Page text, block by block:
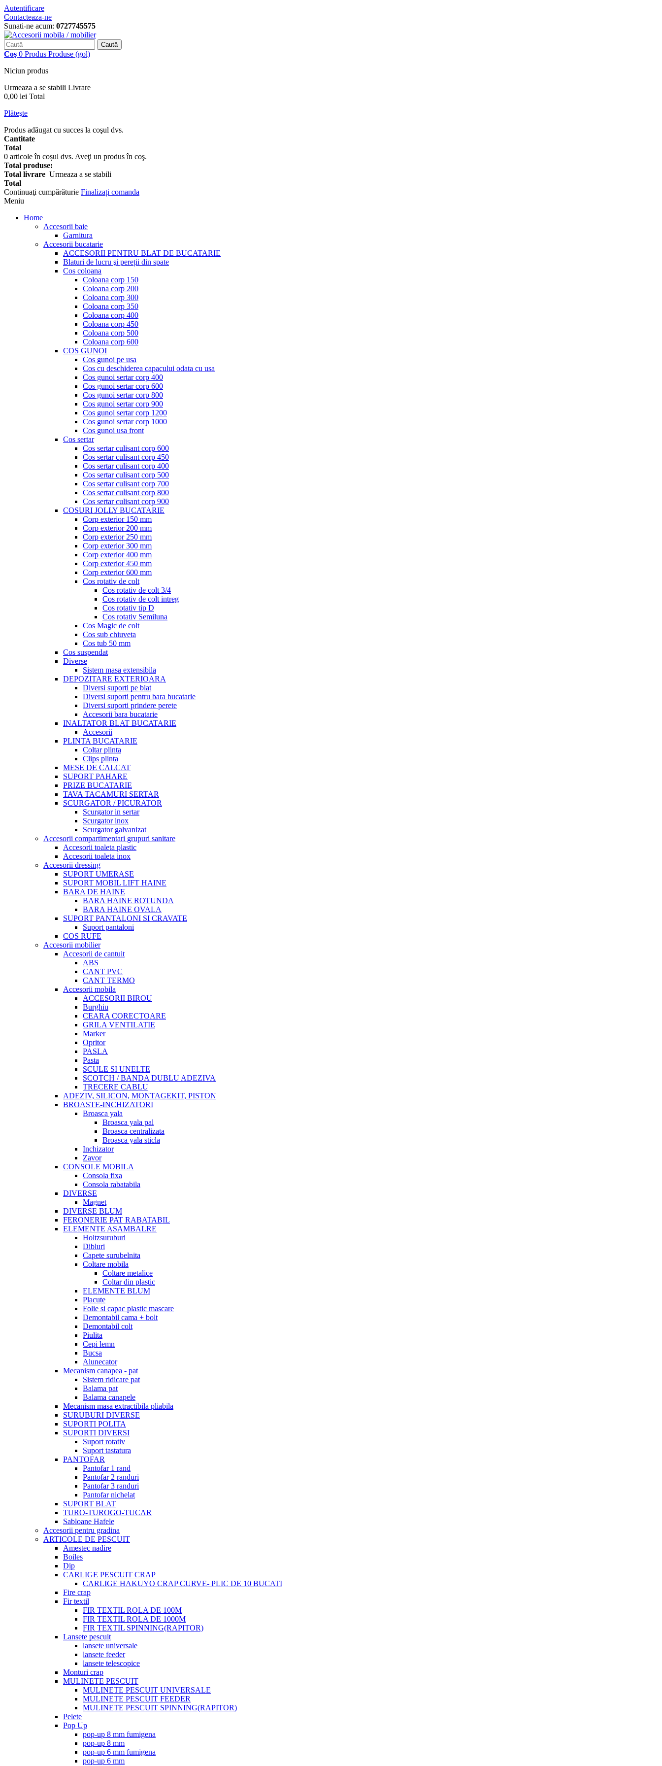
Autentificare
Contacteaza-ne
Sunati-ne acum: 0727745575
Caută
Coş 0 Produs Produse (gol)
Niciun produs
Urmeaza a se stabili Livrare
0,00 lei Total
Plăteşte
Produs adăugat cu succes la coşul dvs.
Cantitate
Total
0 articole în coșul dvs. Aveţi un produs în coş.
Total produse:
Total livrare Urmeaza a se stabili
Total
Continuaţi cumpărăturie Finalizați comanda
Meniu
Home
Accesorii baie
Garnitura
Accesorii bucatarie
ACCESORII PENTRU BLAT DE BUCATARIE
Blaturi de lucru şi pereții din spate
Cos coloana
Coloana corp 150
Coloana corp 200
Coloana corp 300
Coloana corp 350
Coloana corp 400
Coloana corp 450
Coloana corp 500
Coloana corp 600
COS GUNOI
Cos gunoi pe usa
Cos cu deschiderea capacului odata cu usa
Cos gunoi sertar corp 400
Cos gunoi sertar corp 600
Cos gunoi sertar corp 800
Cos gunoi sertar corp 900
Cos gunoi sertar corp 1200
Cos gunoi sertar corp 1000
Cos gunoi usa front
Cos sertar
Cos sertar culisant corp 600
Cos sertar culisant corp 450
Cos sertar culisant corp 400
Cos sertar culisant corp 500
Cos sertar culisant corp 700
Cos sertar culisant corp 800
Cos sertar culisant corp 900
COSURI JOLLY BUCATARIE
Corp exterior 150 mm
Corp exterior 200 mm
Corp exterior 250 mm
Corp exterior 300 mm
Corp exterior 400 mm
Corp exterior 450 mm
Corp exterior 600 mm
Cos rotativ de colt
Cos rotativ de colt 3/4
Cos rotativ de colt intreg
Cos rotativ tip D
Cos rotativ Semiluna
Cos Magic de colt
Cos sub chiuveta
Cos tub 50 mm
Cos suspendat
Diverse
Sistem masa extensibila
DEPOZITARE EXTERIOARA
Diversi suporti pe blat
Diversi suporti pentru bara bucatarie
Diversi suporti prindere perete
Accesorii bara bucatarie
INALTATOR BLAT BUCATARIE
Accesorii
PLINTA BUCATARIE
Coltar plinta
Clips plinta
MESE DE CALCAT
SUPORT PAHARE
PRIZE BUCATARIE
TAVA TACAMURI SERTAR
SCURGATOR / PICURATOR
Scurgator in sertar
Scurgator inox
Scurgator galvanizat
Accesorii compartimentari grupuri sanitare
Accesorii toaleta plastic
Accesorii toaleta inox
Accesorii dressing
SUPORT UMERASE
SUPORT MOBIL LIFT HAINE
BARA DE HAINE
BARA HAINE ROTUNDA
BARA HAINE OVALA
SUPORT PANTALONI SI CRAVATE
Suport pantaloni
COS RUFE
Accesorii mobilier
Accesorii de cantuit
ABS
CANT PVC
CANT TERMO
Accesorii mobila
ACCESORII BIROU
Burghiu
CEARA CORECTOARE
GRILA VENTILATIE
Marker
Opritor
PASLA
Pasta
SCULE SI UNELTE
SCOTCH / BANDA DUBLU ADEZIVA
TRECERE CABLU
ADEZIV, SILICON, MONTAGEKIT, PISTON
BROASTE-INCHIZATORI
Broasca yala
Broasca yala pal
Broasca centralizata
Broasca yala sticla
Inchizator
Zavor
CONSOLE MOBILA
Consola fixa
Consola rabatabila
DIVERSE
Magnet
DIVERSE BLUM
FERONERIE PAT RABATABIL
ELEMENTE ASAMBALRE
Holtzsuruburi
Dibluri
Capete surubelnita
Coltare mobila
Coltare metalice
Coltar din plastic
ELEMENTE BLUM
Placute
Folie si capac plastic mascare
Demontabil cama + bolt
Demontabil colt
Piulita
Cepi lemn
Bucsa
Alunecator
Mecanism canapea - pat
Sistem ridicare pat
Balama pat
Balama canapele
Mecanism masa extractibila pliabila
SURUBURI DIVERSE
SUPORTI POLITA
SUPORTI DIVERSI
Suport rotativ
Suport tastatura
PANTOFAR
Pantofar 1 rand
Pantofar 2 randuri
Pantofar 3 randuri
Pantofar nichelat
SUPORT BLAT
TURO-TUROGO-TUCAR
Sabloane Hafele
Accesorii pentru gradina
ARTICOLE DE PESCUIT
Amestec nadire
Boiles
Dip
CARLIGE PESCUIT CRAP
CARLIGE HAKUYO CRAP CURVE- PLIC DE 10 BUCATI
Fire crap
Fir textil
FIR TEXTIL ROLA DE 100M
FIR TEXTIL ROLA DE 1000M
FIR TEXTIL SPINNING(RAPITOR)
Lansete pescuit
lansete universale
lansete feeder
lansete telescopice
Monturi crap
MULINETE PESCUIT
MULINETE PESCUIT UNIVERSALE
MULINETE PESCUIT FEEDER
MULINETE PESCUIT SPINNING(RAPITOR)
Pelete
Pop Up
pop-up 8 mm fumigena
pop-up 8 mm
pop-up 6 mm fumigena
pop-up 6 mm